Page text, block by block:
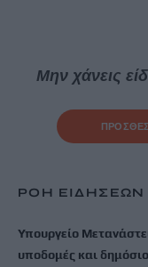
Μην χάνεις
ΡΟΗ ΕΙΔΗΣΕΩΝ
Υπουργείο
υποδομές και